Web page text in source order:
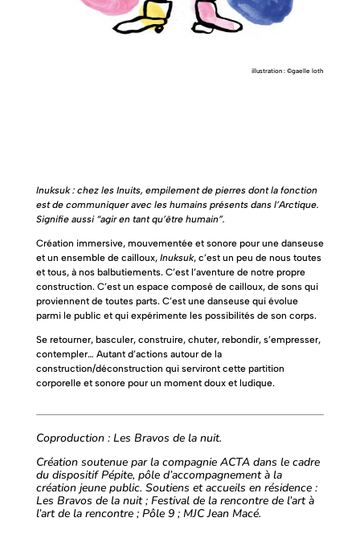
illustration : ©gaelle loth
Inuksuk : chez les Inuits, empilement de pierres dont la fonction
est de communiquer avec les humains présents dans l’Arctique.
Signifie aussi “agir en tant qu’être humain”.
Création immersive, mouvementée et sonore pour une danseuse
et un ensemble de cailloux, Inuksuk, c’est un peu de nous toutes
et tous, à nos balbutiements. C’est l’aventure de notre propre
construction. C’est un espace composé de cailloux, de sons qui
proviennent de toutes parts. C’est une danseuse qui évolue
parmi le public et qui expérimente les possibilités de son corps.
Se retourner, basculer, construire, chuter, rebondir, s’empresser,
contempler… Autant d’actions autour de la
construction/déconstruction qui serviront cette partition
corporelle et sonore pour un moment doux et ludique.
Coproduction : Les Bravos de la nuit.
Création soutenue par la compagnie ACTA dans le cadre
du dispositif Pépite, pôle d’accompagnement à la
création jeune public. Soutiens et accueils en résidence :
Les Bravos de la nuit ; Festival de la rencontre de l’art à
l’art de la rencontre ; Pôle 9 ; MJC Jean Macé.